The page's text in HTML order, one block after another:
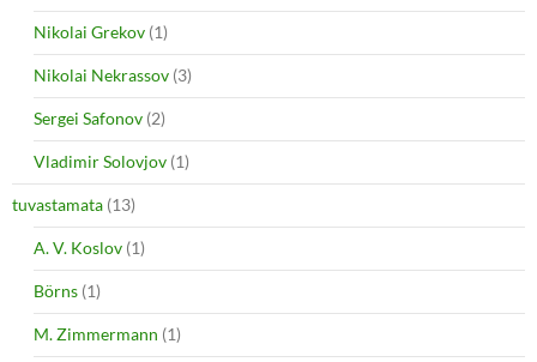
Nikolai Grekov (1)
Nikolai Nekrassov (3)
Sergei Safonov (2)
Vladimir Solovjov (1)
tuvastamata (13)
A. V. Koslov (1)
Börns (1)
M. Zimmermann (1)